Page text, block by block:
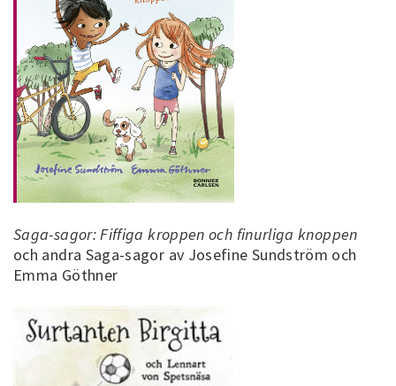
Saga-sagor: Fiffiga kroppen och finurliga knoppen
och andra Saga-sagor av Josefine Sundström och
Emma Göthner